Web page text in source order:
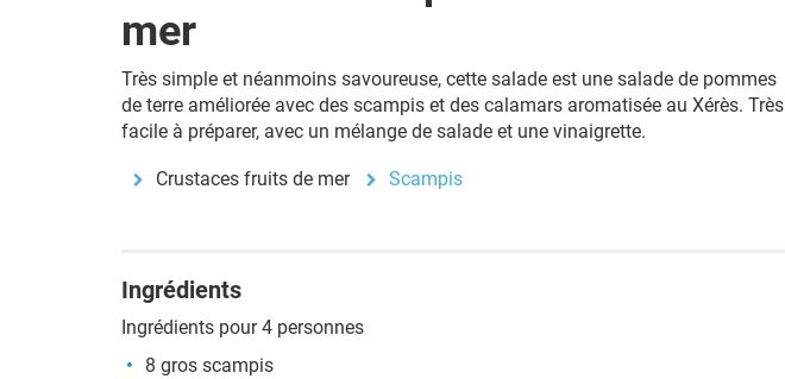
mer
Très simple et néanmoins savoureuse, cette salade est une salade de pommes
de terre améliorée avec des scampis et des calamars aromatisée au Xérès. Très
facile à préparer, avec un mélange de salade et une vinaigrette.
Crustaces fruits de mer Scampis
Ingrédients
Ingrédients pour 4 personnes
8 gros scampis